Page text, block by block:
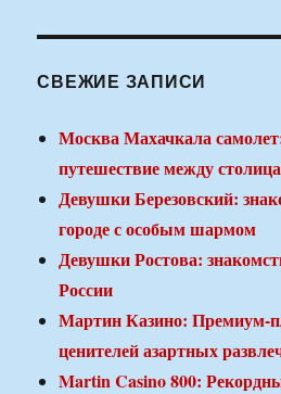
СВЕЖИЕ ЗАПИСИ
Москва Махачкала
путешествие между
Девушки Березовский:
городе с особым шармом
Девушки Ростова:
России
Мартин Казино: Премиум-
ценителей азартных
Martin Casino 800: